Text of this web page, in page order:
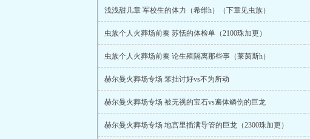
浅浅甜几章 军校生的体力（希维h）（下章见虫族）
虫族个人火葬场前奏 苏恬的体检单（2100珠加更）
虫族个人火葬场前奏 论生殖隔离那些事（莱茵斯h）
赫尔曼火葬场专场 笨拙讨好vs不为所动
赫尔曼火葬场专场 被无视的宝石vs遍体鳞伤的巨龙
赫尔曼火葬场专场 地宫里插满导管的巨龙（2300珠加更）